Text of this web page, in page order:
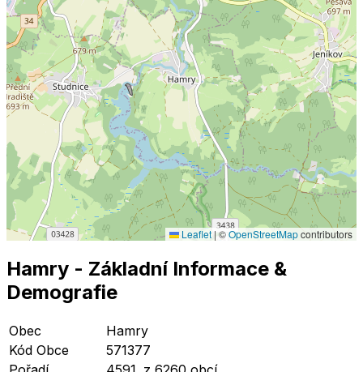
Leaflet |©OpenStreetMapcontributors
Hamry - Základní Informace &
Demografie
Obec
Hamry
Kód Obce
571377